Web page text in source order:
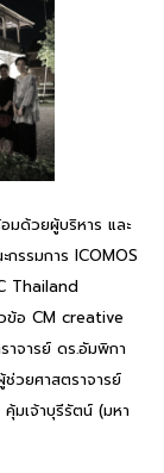
ด้วยผู้บริหาร และ
รรมการ ICOMOS
Thailand
ข้อ CM creative
จารย์ ดร.อัมพิกา
วยศาสตราจารย์
เจ้าบุรีรัตน์ (มหา